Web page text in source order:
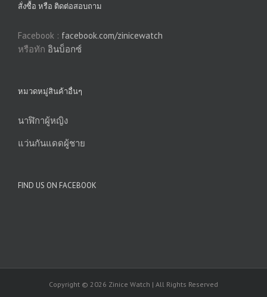
สั่งซื้อ หรือ ติดต่อสอบถาม
Facebook : facebook.com/zinicewatch
หรือทัก อินบ็อกซ์
หมวดหมู่สินค้าอื่นๆ
นาฬิกาผู้หญิง
แว่นกันแดดผู้ชาย
FIND US ON FACEBOOK
Copyright © 2026 Zinice Watch | All Rights Reserved